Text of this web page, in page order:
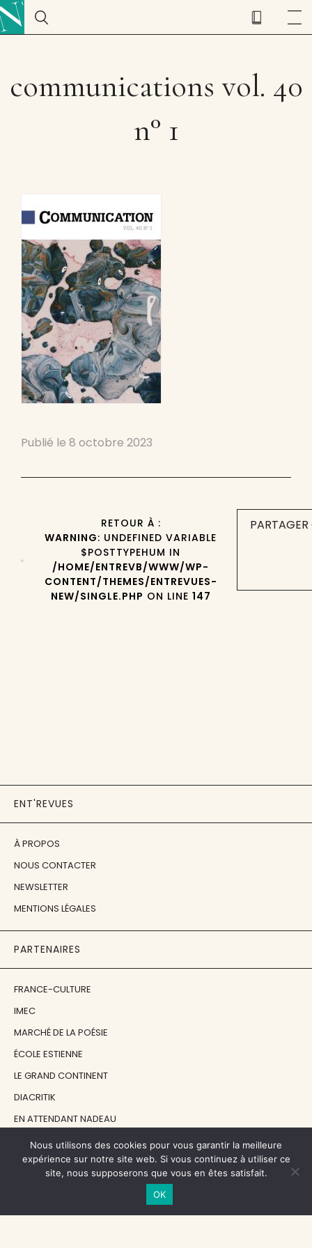
communications vol. 40
n° 1
Publié le 8 octobre 2023
RETOUR À :
WARNING: UNDEFINED VARIABLE
$POSTTYPEHUM IN
/HOME/ENTREVB/WWW/WP-
CONTENT/THEMES/ENTREVUES-
NEW/SINGLE.PHP ON LINE 147
ENT'REVUES
À PROPOS
NOUS CONTACTER
NEWSLETTER
MENTIONS LÉGALES
PARTENAIRES
FRANCE-CULTURE
IMEC
MARCHÉ DE LA POÉSIE
ÉCOLE ESTIENNE
LE GRAND CONTINENT
DIACRITIK
EN ATTENDANT NADEAU
NOS SOUTIENS
Nous utilisons des cookies pour vous garantir la meilleure
expérience sur notre site web. Si vous continuez à utiliser ce
site, nous supposerons que vous en êtes satisfait.
OK